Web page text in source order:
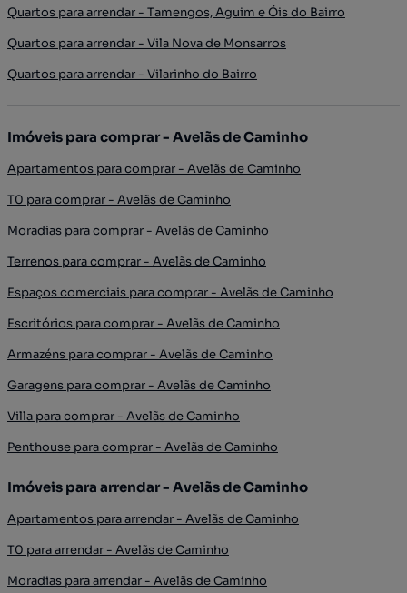
Quartos para arrendar - Tamengos, Aguim e Óis do Bairro
Quartos para arrendar - Vila Nova de Monsarros
Quartos para arrendar - Vilarinho do Bairro
Imóveis para comprar - Avelãs de Caminho
Apartamentos para comprar - Avelãs de Caminho
T0 para comprar - Avelãs de Caminho
Moradias para comprar - Avelãs de Caminho
Terrenos para comprar - Avelãs de Caminho
Espaços comerciais para comprar - Avelãs de Caminho
Escritórios para comprar - Avelãs de Caminho
Armazéns para comprar - Avelãs de Caminho
Garagens para comprar - Avelãs de Caminho
Villa para comprar - Avelãs de Caminho
Penthouse para comprar - Avelãs de Caminho
Imóveis para arrendar - Avelãs de Caminho
Apartamentos para arrendar - Avelãs de Caminho
T0 para arrendar - Avelãs de Caminho
Moradias para arrendar - Avelãs de Caminho